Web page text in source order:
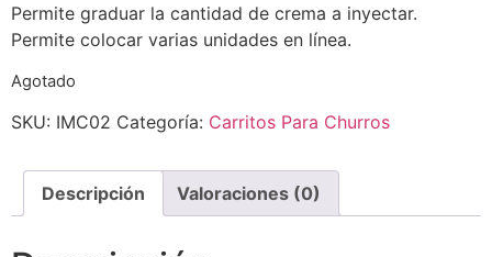
Permite graduar la cantidad de crema a inyectar.
Permite colocar varias unidades en línea.
Agotado
SKU: IMC02 Categoría: Carritos Para Churros
Descripción Valoraciones (0)